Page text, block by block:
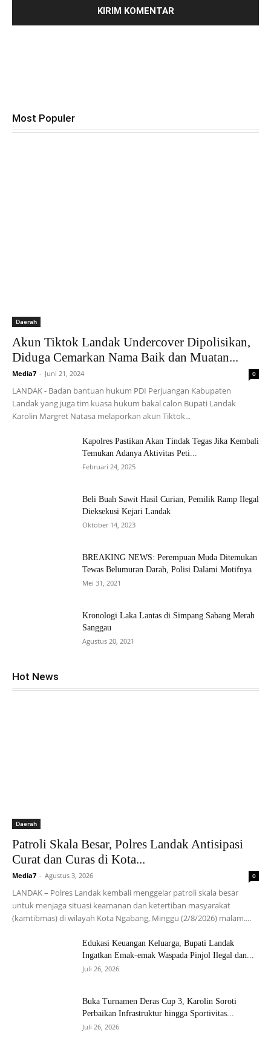
Most Populer
Daerah
Akun Tiktok Landak Undercover Dipolisikan,
Diduga Cemarkan Nama Baik dan Muatan...
Media7 - Juni 21, 2024 0
LANDAK - Badan bantuan hukum PDI Perjuangan Kabupaten
Landak yang juga tim kuasa hukum bakal calon Bupati Landak
Karolin Margret Natasa melaporkan akun Tiktok...
Kapolres Pastikan Akan Tindak Tegas Jika Kembali
Temukan Adanya Aktivitas Peti...
Februari 24, 2025
Beli Buah Sawit Hasil Curian, Pemilik Ramp Ilegal
Dieksekusi Kejari Landak
Oktober 14, 2023
BREAKING NEWS: Perempuan Muda Ditemukan
Tewas Belumuran Darah, Polisi Dalami Motifnya
Mei 31, 2021
Kronologi Laka Lantas di Simpang Sabang Merah
Sanggau
Agustus 20, 2021
Hot News
Daerah
Patroli Skala Besar, Polres Landak Antisipasi
Curat dan Curas di Kota...
Media7 - Agustus 3, 2026 0
LANDAK – Polres Landak kembali menggelar patroli skala besar
untuk menjaga situasi keamanan dan ketertiban masyarakat
(kamtibmas) di wilayah Kota Ngabang, Minggu (2/8/2026) malam....
Edukasi Keuangan Keluarga, Bupati Landak
Ingatkan Emak-emak Waspada Pinjol Ilegal dan...
Juli 26, 2026
Buka Turnamen Deras Cup 3, Karolin Soroti
Perbaikan Infrastruktur hingga Sportivitas...
Juli 26, 2026